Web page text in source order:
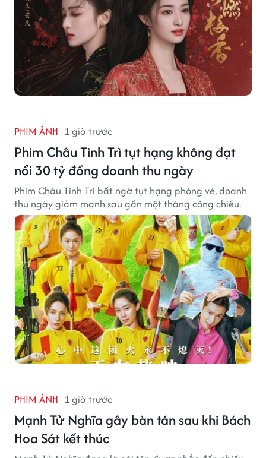
PHIM ẢNH 1 giờ trước
Phim Châu Tinh Trì tụt hạng không đạt
nổi 30 tỷ đồng doanh thu ngày
Phim Châu Tinh Trì bất ngờ tụt hạng phòng vé, doanh
thu ngày giảm mạnh sau gần một tháng công chiếu.
PHIM ẢNH 1 giờ trước
Mạnh Tử Nghĩa gây bàn tán sau khi Bách
Hoa Sát kết thúc